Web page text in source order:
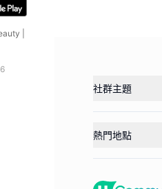
社群主題
熱門地點